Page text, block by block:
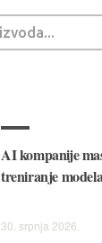
AI kompanije
treniranje
30. srpnja 2026.